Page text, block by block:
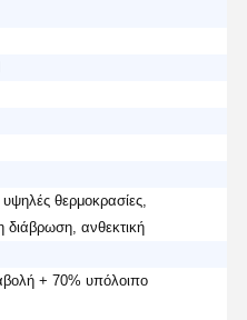
θερμοκρασίες,
διάβρωση, ανθεκτική
+ 70% υπόλοιπο